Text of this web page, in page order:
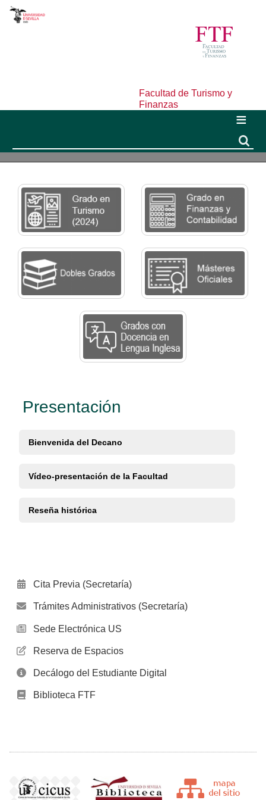
Facultad de Turismo y
Finanzas
Presentación
Bienvenida del Decano
Vídeo-presentación de la Facultad
Reseña histórica
Cita Previa (Secretaría)
Trámites Administrativos (Secretaría)
Sede Electrónica US
Reserva de Espacios
Decálogo del Estudiante Digital
Biblioteca FTF